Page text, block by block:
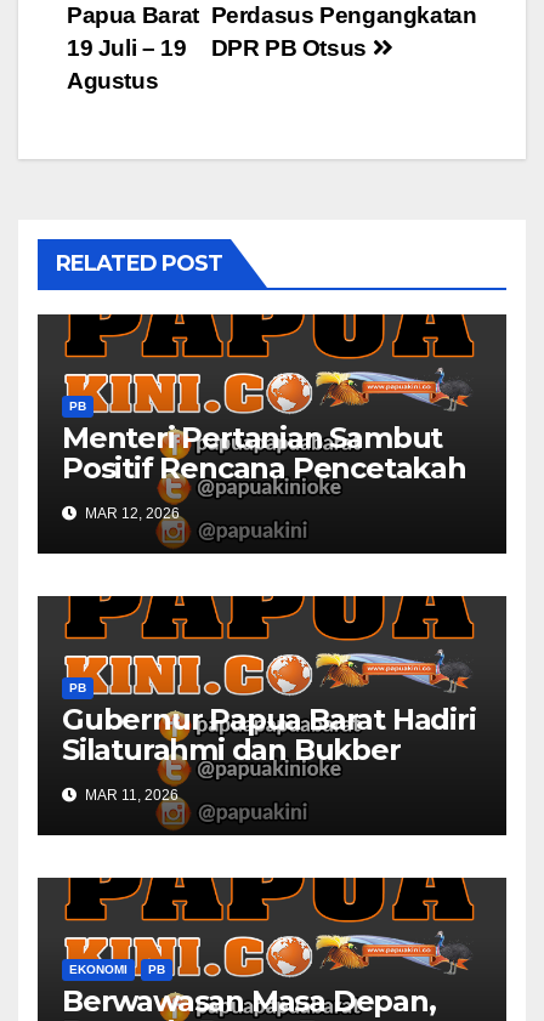
Perdasus Pengangkatan
DPR PB Otsus
Papua Barat
19 Juli – 19
Agustus
RELATED POST
PB
Menteri Pertanian Sambut
Positif Rencana Pencetakah
Sawah dan Ladang di Papua
Barat
MAR 12, 2026
PB
Gubernur Papua Barat Hadiri
Silaturahmi dan Bukber
Bersama DPR RI dan
Mendagri di IPDN
MAR 11, 2026
EKONOMI PB
Berwawasan Masa Depan,